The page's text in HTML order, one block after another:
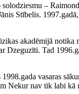
–
Stībelis.
akadēmijā
Dzeguzīti. Tad
vasaras
Nekur nav tik labi